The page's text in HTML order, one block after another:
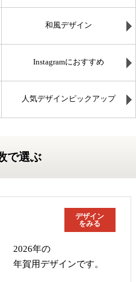
和風デザイン
Instagramにおすすめ
人気デザインピックアップ
で選ぶ
デザイン
をみる
2026年の
年賀用デザインです。